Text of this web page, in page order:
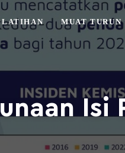
LATIHAN MUAT TURUN
Isi